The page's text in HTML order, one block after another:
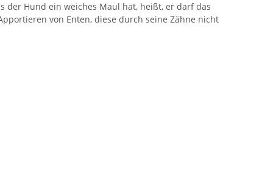
der Hund ein weiches Maul hat, heißt, er darf das
von Enten, diese durch seine Zähne nicht